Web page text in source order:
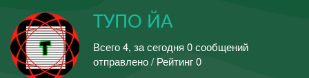
ТУПO ЙА
Всего 4, за сегодня 0 сообщений
отправлено / Рейтинг 0